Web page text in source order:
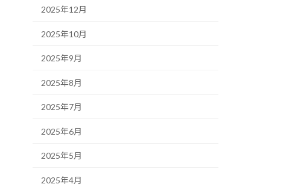
2025年12月
2025年10月
2025年9月
2025年8月
2025年7月
2025年6月
2025年5月
2025年4月